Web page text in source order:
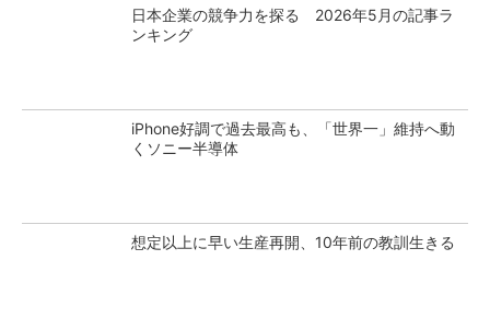
日本企業の競争力を探る 2026年5月の記事ラ
ンキング
iPhone好調で過去最高も、「世界一」維持へ動
くソニー半導体
想定以上に早い生産再開、10年前の教訓生きる